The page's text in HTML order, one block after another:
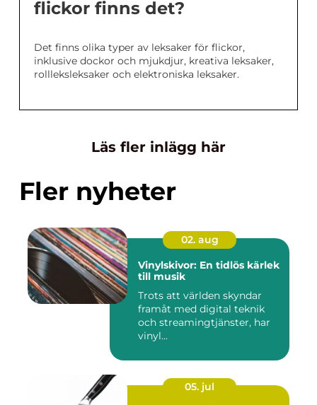
flickor finns det?
Det finns olika typer av leksaker för flickor,
inklusive dockor och mjukdjur, kreativa leksaker,
rollleksleksaker och elektroniska leksaker.
Läs fler inlägg här
Fler nyheter
02. aug
Vinylskivor: En tidlös kärlek
till musik
Trots att världen skyndar
framåt med digital teknik
och streamingtjänster, har
vinyl...
05. jul